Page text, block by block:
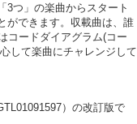
3つ」の楽曲からスタート
ができます。収載曲は、誰
コードダイアグラム(コー
して楽曲にチャレンジして
）の改訂版で